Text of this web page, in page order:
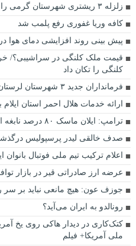
زلزله ۳ ریشتری شهرستان گرمی را لرزاند
کافه وریا غفوری رفع پلمب شد
پیش بینی روند افزایشی دمای هوا
قیمت ملک کلنگی در سراشیبی؟/
کلنگی را تکان داد
فرمانداران جدید ۳ شهرستان لرستان منصوب شدند
ارائه خدمات هلال احمر استان ایلام به ۱۲۵ هزار نفر در طرح
ترامپ: ایلان ماسک ۸۰ درصد نابغه است و ۲۰ درصد مشکل دارد
صدف خالقی لیدر پرسپولیس
اعلام ترکیب تیم ملی فوتبال
عرضه ارز صادراتی قیر در بازار
جوزف عون: هیچ مانعی نباید بر سر
رونالدو به ایران می‌آید؟
کتک‌کاری در دیدار هاکی روی یخ
ملی آمریکا+ فیلم